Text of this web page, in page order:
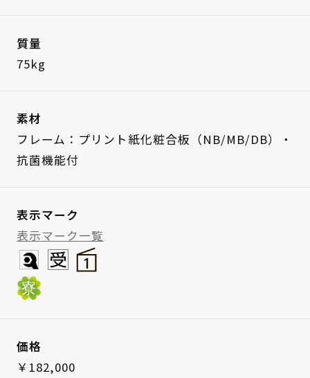
質量
75kg
素材
フレーム：プリント紙化粧合板（NB/MB/DB）・
抗菌機能付
表示マーク
表示マーク一覧
価格
￥182,000